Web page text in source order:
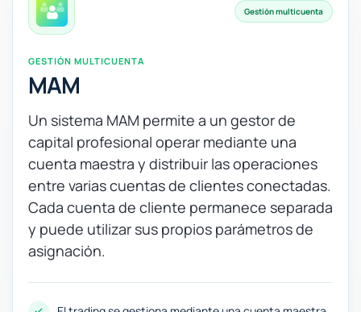
Gestión multicuenta
GESTIÓN MULTICUENTA
MAM
Un sistema MAM permite a un gestor de
capital profesional operar mediante una
cuenta maestra y distribuir las operaciones
entre varias cuentas de clientes conectadas.
Cada cuenta de cliente permanece separada
y puede utilizar sus propios parámetros de
asignación.